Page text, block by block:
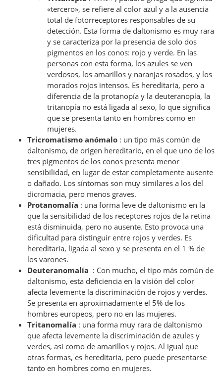
«tercero», se refiere al color azul y a la ausencia
total de fotorreceptores responsables de su
detección. Esta forma de daltonismo es muy rara
y se caracteriza por la presencia de solo dos
pigmentos en los conos: rojo y verde. En las
personas con esta forma, los azules se ven
verdosos, los amarillos y naranjas rosados, y los
morados rojos intensos. Es hereditaria, pero a
diferencia de la protanopía y la deuteranopía, la
tritanopía no está ligada al sexo, lo que significa
que se presenta tanto en hombres como en
mujeres.
Tricromatismo anómalo : un tipo más común de
daltonismo, de origen hereditario, en el que uno de los
tres pigmentos de los conos presenta menor
sensibilidad, en lugar de estar completamente ausente
o dañado. Los síntomas son muy similares a los del
dicromacia, pero menos graves.
Protanomalía : una forma leve de daltonismo en la
que la sensibilidad de los receptores rojos de la retina
está disminuida, pero no ausente. Esto provoca una
dificultad para distinguir entre rojos y verdes. Es
hereditaria, ligada al sexo y se presenta en el 1 % de
los varones.
Deuteranomalía : Con mucho, el tipo más común de
daltonismo, esta deficiencia en la visión del color
afecta levemente la discriminación de rojos y verdes.
Se presenta en aproximadamente el 5% de los
hombres europeos, pero no en las mujeres.
Tritanomalía : una forma muy rara de daltonismo
que afecta levemente la discriminación de azules y
verdes, así como de amarillos y rojos. Al igual que
otras formas, es hereditaria, pero puede presentarse
tanto en hombres como en mujeres.